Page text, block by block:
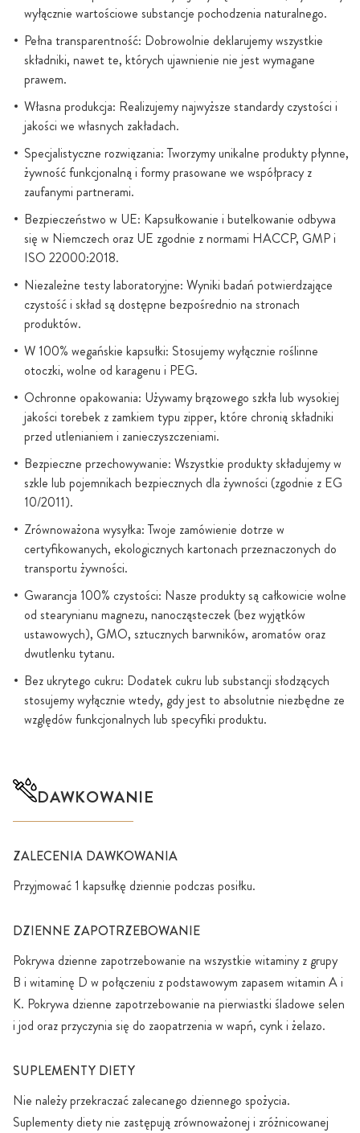
wyłącznie wartościowe substancje pochodzenia naturalnego.
Pełna transparentność: Dobrowolnie deklarujemy wszystkie
składniki, nawet te, których ujawnienie nie jest wymagane
prawem.
Własna produkcja: Realizujemy najwyższe standardy czystości i
jakości we własnych zakładach.
Specjalistyczne rozwiązania: Tworzymy unikalne produkty płynne,
żywność funkcjonalną i formy prasowane we współpracy z
zaufanymi partnerami.
Bezpieczeństwo w UE: Kapsułkowanie i butelkowanie odbywa
się w Niemczech oraz UE zgodnie z normami HACCP, GMP i
ISO 22000:2018.
Niezależne testy laboratoryjne: Wyniki badań potwierdzające
czystość i skład są dostępne bezpośrednio na stronach
produktów.
W 100% wegańskie kapsułki: Stosujemy wyłącznie roślinne
otoczki, wolne od karagenu i PEG.
Ochronne opakowania: Używamy brązowego szkła lub wysokiej
jakości torebek z zamkiem typu zipper, które chronią składniki
przed utlenianiem i zanieczyszczeniami.
Bezpieczne przechowywanie: Wszystkie produkty składujemy w
szkle lub pojemnikach bezpiecznych dla żywności (zgodnie z EG
10/2011).
Zrównoważona wysyłka: Twoje zamówienie dotrze w
certyfikowanych, ekologicznych kartonach przeznaczonych do
transportu żywności.
Gwarancja 100% czystości: Nasze produkty są całkowicie wolne
od stearynianu magnezu, nanocząsteczek (bez wyjątków
ustawowych), GMO, sztucznych barwników, aromatów oraz
dwutlenku tytanu.
Bez ukrytego cukru: Dodatek cukru lub substancji słodzących
stosujemy wyłącznie wtedy, gdy jest to absolutnie niezbędne ze
względów funkcjonalnych lub specyfiki produktu.
DAWKOWANIE
ZALECENIA DAWKOWANIA
Przyjmować 1 kapsułkę dziennie podczas posiłku.
DZIENNE ZAPOTRZEBOWANIE
Pokrywa dzienne zapotrzebowanie na wszystkie witaminy z grupy
B i witaminę D w połączeniu z podstawowym zapasem witamin A i
K. Pokrywa dzienne zapotrzebowanie na pierwiastki śladowe selen
i jod oraz przyczynia się do zaopatrzenia w wapń, cynk i żelazo.
SUPLEMENTY DIETY
Nie należy przekraczać zalecanego dziennego spożycia.
Suplementy diety nie zastępują zrównoważonej i zróżnicowanej